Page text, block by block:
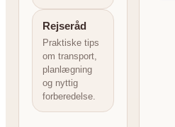
Rejseråd
Praktiske tips
om transport,
planlægning
og nyttig
forberedelse.